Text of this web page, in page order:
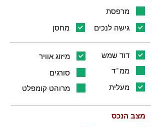
מרפסת
מחסן
גישה לנכים
מיזוג אוויר
דוד שמש
סורגים
ממ"ד
מרוהט קומפלט
מעלית
מצב הנכס